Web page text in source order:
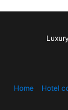
Home Hotel